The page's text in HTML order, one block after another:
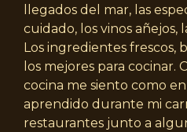
llegados del mar, las
cuidado, los vinos añejos,
Los ingredientes frescos,
los mejores para cocinar.
cocina me siento como en
aprendido durante mi
restaurantes junto a